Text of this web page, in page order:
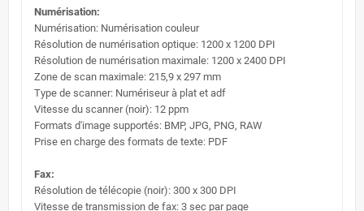
Numérisation:
Numérisation: Numérisation couleur
Résolution de numérisation optique: 1200 x 1200 DPI
Résolution de numérisation maximale: 1200 x 2400 DPI
Zone de scan maximale: 215,9 x 297 mm
Type de scanner: Numériseur à plat et adf
Vitesse du scanner (noir): 12 ppm
Formats d'image supportés: BMP, JPG, PNG, RAW
Prise en charge des formats de texte: PDF
Fax:
Résolution de télécopie (noir): 300 x 300 DPI
Vitesse de transmission de fax: 3 sec par page